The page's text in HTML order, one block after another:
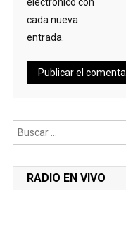
cada nueva
entrada.
RADIO EN VIVO